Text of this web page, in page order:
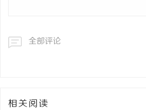
全部评论
相关阅读